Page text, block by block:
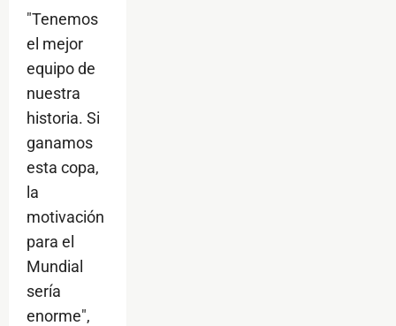
"Tenemos
el mejor
equipo de
nuestra
historia. Si
ganamos
esta copa,
la
motivación
para el
Mundial
sería
enorme",